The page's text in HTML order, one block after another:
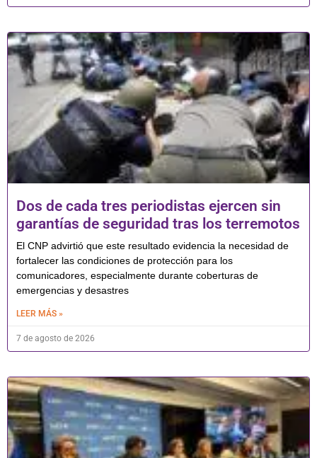
Dos de cada tres periodistas ejercen sin
garantías de seguridad tras los terremotos
El CNP advirtió que este resultado evidencia la necesidad de
fortalecer las condiciones de protección para los
comunicadores, especialmente durante coberturas de
emergencias y desastres
LEER MÁS »
7 de agosto de 2026